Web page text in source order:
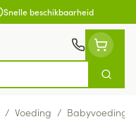
Snelle beschikbaarheid
Zoek
/ Voeding / Babyvoeding